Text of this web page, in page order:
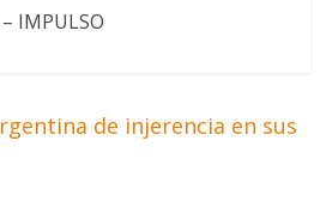
IMPULSO
de injerencia en sus